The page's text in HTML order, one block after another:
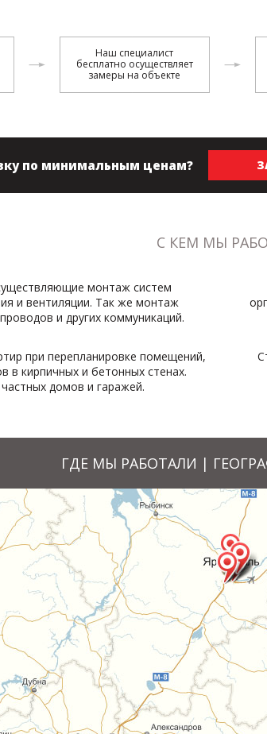
Наш специалист
бесплатно осуществляет
замеры на объекте
по минимальным ценам?
С КЕМ МЫ
монтаж систем
и вентиляции. Так же монтаж
и других коммуникаций.
при перепланировке помещений,
в кирпичных и бетонных стенах.
домов и гаражей.
ГДЕ МЫ РАБОТАЛИ |